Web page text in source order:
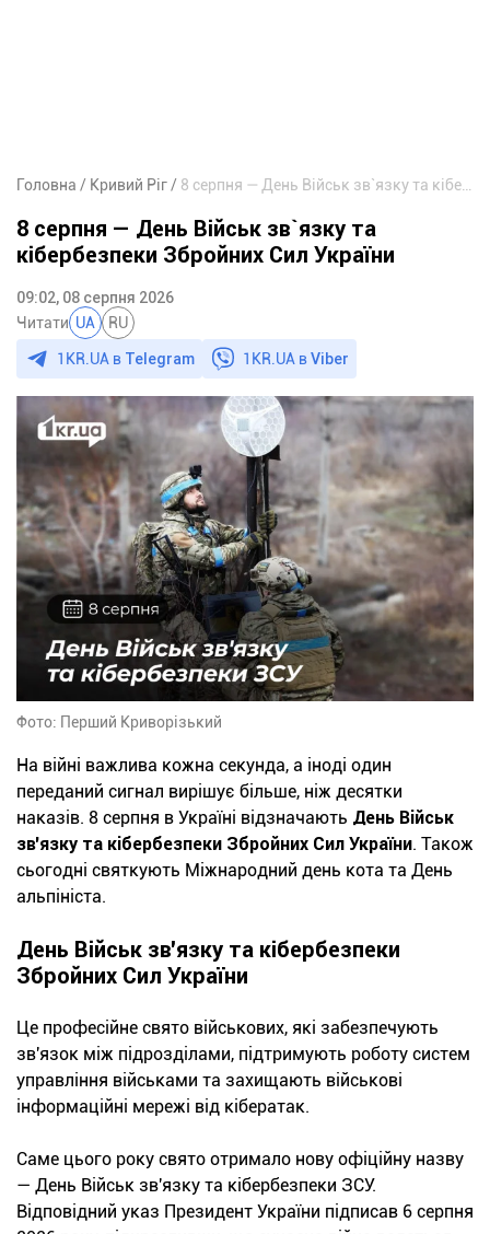
Головна Кривий Ріг
8 серпня — День Військ зв`язку та
кібербезпеки Збройних Сил України
09:02, 08 серпня 2026
Читати UA RU
1KR.UA в Telegram 1KR.UA вViber
Фото: Перший Криворізький
На війні важлива кожна секунда, а іноді один
переданий сигнал вирішує більше, ніж десятки
наказів. 8 серпня в Україні відзначають День Військ
зв'язку та кібербезпеки Збройних Сил України. Також
сьогодні святкують Міжнародний день кота та День
альпініста.
День Військ зв'язку та кібербезпеки
Збройних Сил України
Це професійне свято військових, які забезпечують
зв'язок між підрозділами, підтримують роботу систем
управління військами та захищають військові
інформаційні мережі від кібератак.
Саме цього року свято отримало нову офіційну назву
— День Військ зв'язку та кібербезпеки ЗСУ.
Відповідний указ Президент України підписав 6 серпня